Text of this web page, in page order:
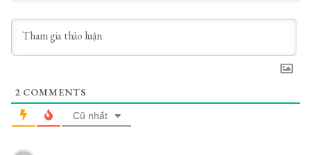
2 COMMENTS
Cũ nhất